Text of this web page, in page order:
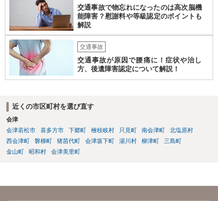
交通事故で物忘れになったのは高次脳機
能障害？慰謝料や等級認定のポイントも
解説
交通事故
交通事故が原因で腰痛に！症状や治し
方、後遺障害認定について解説！
近くの市区町村を選び直す
会津
会津若松市
喜多方市 下郷町 檜枝岐村 只見町 南会津町
北塩原村
西会津町
磐梯町 猪苗代町 会津坂下町 湯川村 柳津町
三島町
金山町
昭和村 会津美里町